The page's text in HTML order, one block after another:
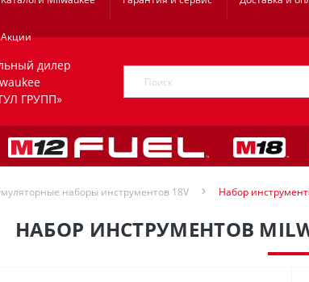
Акции
дилер
ГРУПП»
наборы инструментов 18V Набор
НАБОР ИНСТРУМЕНТОВ